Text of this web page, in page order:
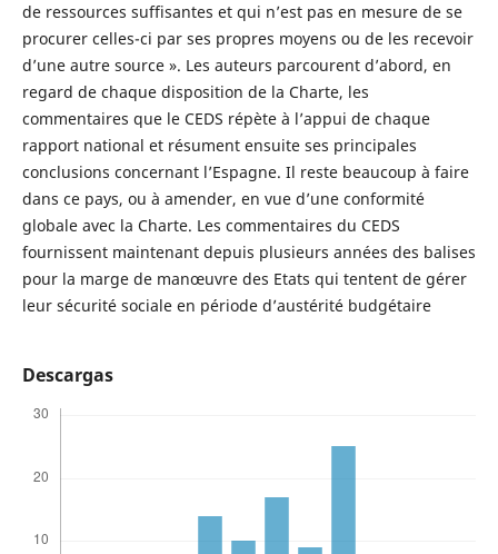
de ressources suffisantes et qui n’est pas en mesure de se
procurer celles-ci par ses propres moyens ou de les recevoir
d’une autre source ». Les auteurs parcourent d’abord, en
regard de chaque disposition de la Charte, les
commentaires que le CEDS répète à l’appui de chaque
rapport national et résument ensuite ses principales
conclusions concernant l’Espagne. Il reste beaucoup à faire
dans ce pays, ou à amender, en vue d’une conformité
globale avec la Charte. Les commentaires du CEDS
fournissent maintenant depuis plusieurs années des balises
pour la marge de manœuvre des Etats qui tentent de gérer
leur sécurité sociale en période d’austérité budgétaire
Descargas